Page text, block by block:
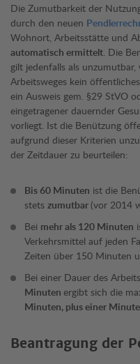
Die Zumutbarkeit der
durch den neuen
Wohnort, Arbeitsstätte und
automatisch ermittelt. Die
gilt jedenfalls als
Arbeitsweges kein
ein Ausweis gem. §29 StVO
eingetragener dauernder
vorliegt. Ist die Benützung
aufgrund dieser Kriterien
der Zeitdauer zu beurteilen:
Bis 60 Minuten ist die
stets zumutbar(vor 2014
Bei mehr als 120 Minuten
Verkehrsmittel auf jeden
Zeiten über 150 Minuten
Bei einer Dauer des
Minuten ergibt sich die
Minuten, plus einer
Beantragung der